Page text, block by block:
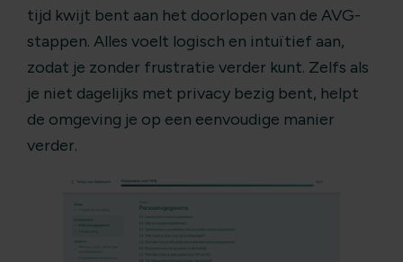
tijd kwijt bent aan het doorlopen van de AVG-
stappen. Alles voelt logisch en intuïtief aan,
zodat je zonder frustratie verder kunt. Zelfs als
je niet dagelijks met privacy bezig bent, helpt
de omgeving je op een eenvoudige manier
verder.